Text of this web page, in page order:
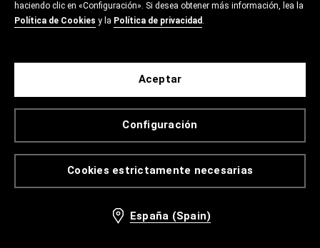
haciendo clic en «Configuración». Si desea obtener más información, lea la
Política de Cookies y la Política de privacidad.
Cookies estrictamente necesarias
Configuración
Aceptar
España (Spain)